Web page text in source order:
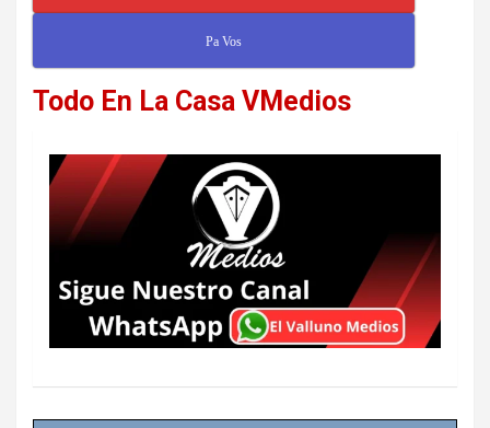
Pa Vos
Todo En La Casa VMedios